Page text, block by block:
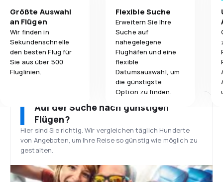
Größte Auswahl
an Flügen
Wir finden in
Sekundenschnelle
den besten Flug für
Sie aus über 500
Fluglinien.
Flexible Suche
Erweitern Sie Ihre
Suche auf
nahegelegene
Flughäfen und eine
flexible
Datumsauswahl, um
die günstigste
Option zu finden.
Auf der Suche nach günstigen
Flügen?
Hier sind Sie richtig. Wir vergleichen täglich Hunderte
von Angeboten, um Ihre Reise so günstig wie möglich zu
gestalten.